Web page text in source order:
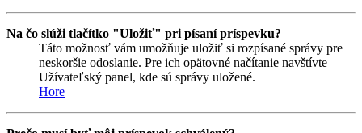
Na čo slúži tlačítko "Uložiť" pri písaní príspevku?
Táto možnosť vám umožňuje uložiť si rozpísané správy pre
neskoršie odoslanie. Pre ich opätovné načítanie navštívte
Užívateľský panel, kde sú správy uložené.
Hore